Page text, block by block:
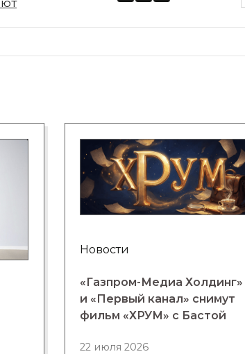
Новости
«Газпром-Медиа Холдинг»
и «Первый канал» снимут
фильм «ХРУМ» с Бастой
22 июля 2026